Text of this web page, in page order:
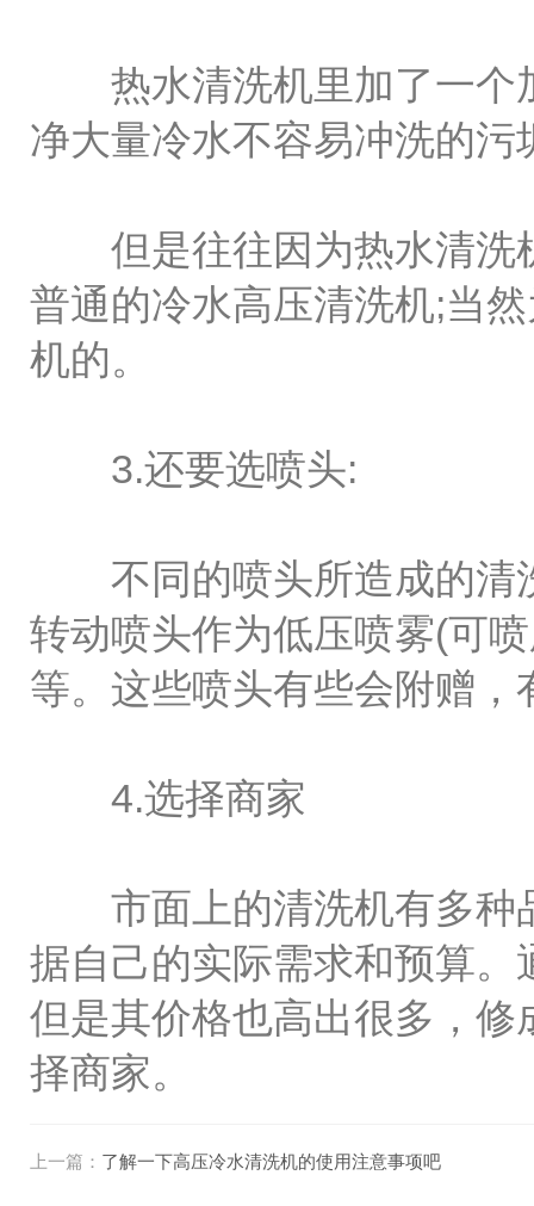
热水清洗机里加了一个
净大量冷水不容易冲洗的
但是往往因为热水清洗
普通的冷水高压清洗机;当
机的。
3.还要选喷头:
不同的喷头所造成的清
转动喷头作为低压喷雾(可
等。这些喷头有些会附赠
4.选择商家
市面上的清洗机有多种
据自己的实际需求和预算
但是其价格也高出很多，
择商家。
上一篇： 了解一下高压冷水清洗机的使用注意事项吧